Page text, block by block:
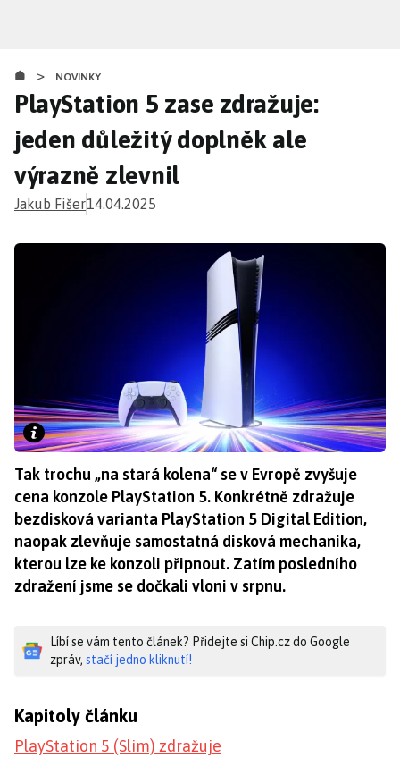
obsahu
> NOVINKY
PlayStation 5 zase zdražuje:
jeden důležitý doplněk ale
výrazně zlevnil
Jakub Fišer14.04.2025
Tak trochu „na stará kolena“ se v Evropě zvyšuje
cena konzole PlayStation 5. Konkrétně zdražuje
bezdisková varianta PlayStation 5 Digital Edition,
naopak zlevňuje samostatná disková mechanika,
kterou lze ke konzoli připnout. Zatím posledního
zdražení jsme se dočkali vloni v srpnu.
Líbí se vám tento článek? Přidejte si Chip.cz do Google
zpráv, stačí jedno kliknutí!
Kapitoly článku
PlayStation 5 (Slim) zdražuje